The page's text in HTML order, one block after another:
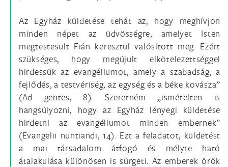
Az Egyház küldetése tehát az, hogy meghívjon
minden népet az üdvösségre, amelyet Isten
megtestesült Fián keresztül valósított meg. Ezért
szükséges, hogy megújult elkötelezettséggel
hirdessük az evangéliumot, amely a szabadság, a
fejlődés, a testvériség, az egység és a béke kovásza”
(Ad gentes, 8). Szeretném „ismételten is
hangsúlyozni, hogy az Egyház lényegi küldetése
hirdetni az evangéliumot minden embernek”
(Evangelii nuntiandi, 14). Ezt a feladatot, küldetést
a mai társadalom átfogó és mélyre ható
átalakulása különösen is sürgeti. Az emberek örök